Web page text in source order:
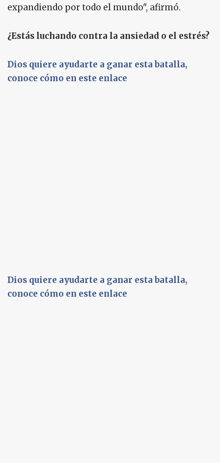
expandiendo por todo el mundo", afirmó.
¿Estás luchando contra la ansiedad o el estrés?
Dios quiere ayudarte a ganar esta batalla,
conoce cómo en este enlace
Dios quiere ayudarte a ganar esta batalla,
conoce cómo en este enlace